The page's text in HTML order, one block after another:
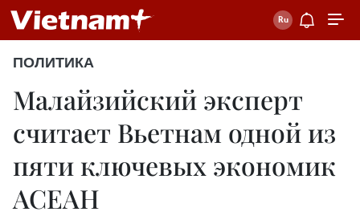
ПОЛИТИКА
Малайзийский эксперт
считает Вьетнам одной из
пяти ключевых экономик
АСЕАН